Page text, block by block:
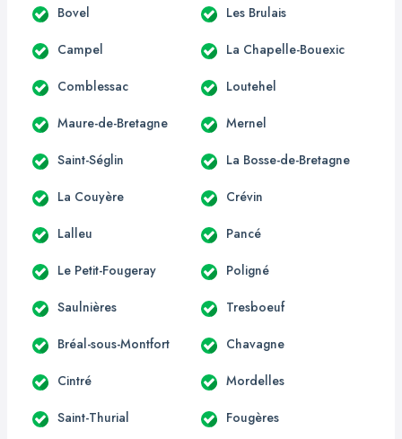
Bovel Les Brulais
Campel La Chapelle-Bouexic
Comblessac Loutehel
Maure-de-Bretagne Mernel
Saint-Séglin La Bosse-de-Bretagne
La Couyère Crévin
Lalleu Pancé
Le Petit-Fougeray Poligné
Saulnières Tresboeuf
Bréal-sous-Montfort Chavagne
Cintré Mordelles
Saint-Thurial Fougères